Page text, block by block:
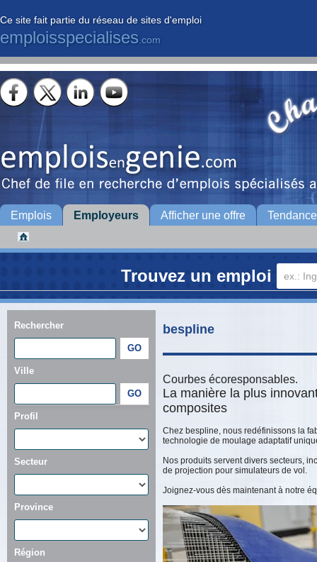
Ce site fait partie du réseau de sites d'emploi
emploisspecialises .com
Emplois Employeurs Afficher une offre
Trouvez un emploi
Rechercher
Ville
Profil
Secteur
Province
Région
bespline
Courbes écoresponsables.
La manière la plus
composites
Chez bespline, nous redéfinissons la
technologie de moulage adaptatif
Nos produits servent divers secteurs,
de projection pour simulateurs de vol.
Joignez-vous dès maintenant à notre